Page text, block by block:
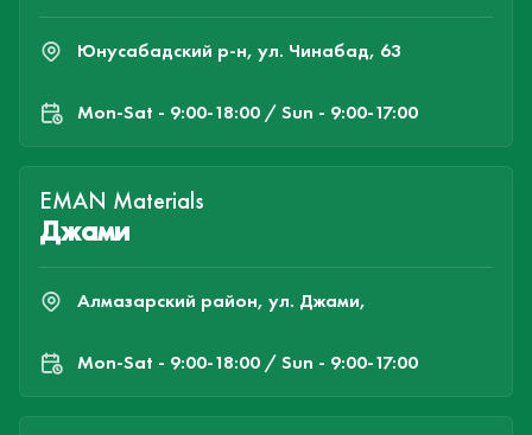
Юнусабадский р-н, ул. Чинабад, 63
Mon-Sat - 9:00-18:00 / Sun - 9:00-17:00
EMAN Materials
Джами
Алмазарский район, ул. Джами,
Mon-Sat - 9:00-18:00 / Sun - 9:00-17:00